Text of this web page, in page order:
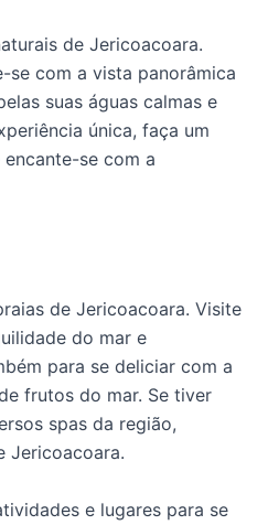
de Jericoacoara.
se com a vista panorâmica
suas águas calmas e
única, faça um
se com a
de Jericoacoara. Visite
do mar e
para se deliciar com a
frutos do mar. Se tiver
spas da região,
Jericoacoara.
e lugares para se